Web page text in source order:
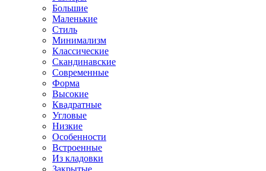
Большие
Маленькие
Стиль
Минимализм
Классические
Скандинавские
Современные
Форма
Высокие
Квадратные
Угловые
Низкие
Особенности
Встроенные
Из кладовки
Закрытые